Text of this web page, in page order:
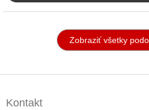
Zobraziť všetky
Kontakt